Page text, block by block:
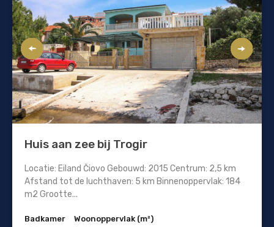
Huis aan zee bij Trogir
Locatie: Eiland Čiovo Gebouwd: 2015 Centrum: 2,5 km
Afstand tot de luchthaven: 5 km Binnenoppervlak: 184
m2 Grootte...
Badkamer
Woonoppervlak (m²)